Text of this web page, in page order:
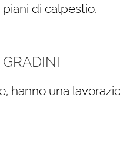
di calpestio.
hanno una